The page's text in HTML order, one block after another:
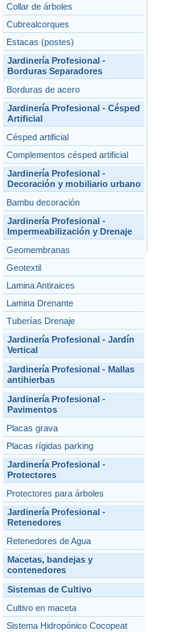
Collar de árboles
Cubrealcorques
Estacas (postes)
Jardinería Profesional -
Borduras Separadores
Borduras de acero
Jardinería Profesional - Césped
Artificial
Césped artificial
Complementos césped artificial
Jardinería Profesional -
Decoración y mobiliario urbano
Bambu decoración
Jardinería Profesional -
Impermeabilización y Drenaje
Geomembranas
Geotextil
Lamina Antiraices
Lamina Drenante
Tuberías Drenaje
Jardinería Profesional - Jardín
Vertical
Jardinería Profesional - Mallas
antihierbas
Jardinería Profesional -
Pavimentos
Placas grava
Placas rígidas parking
Jardinería Profesional -
Protectores
Protectores para árboles
Jardinería Profesional -
Retenedores
Retenedores de Agua
Macetas, bandejas y
contenedores
Sistemas de Cultivo
Cultivo en maceta
Sistema Hidropónico Cocopeat